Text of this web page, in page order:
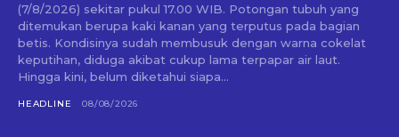
(7/8/2026) sekitar pukul 17.00 WIB. Potongan tubuh yang
ditemukan berupa kaki kanan yang terputus pada bagian
betis. Kondisinya sudah membusuk dengan warna cokelat
keputihan, diduga akibat cukup lama terpapar air laut.
Hingga kini, belum diketahui siapa...
HEADLINE 08/08/2026